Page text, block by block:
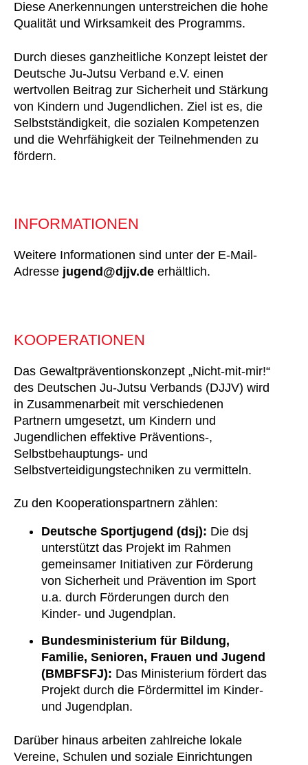
Diese Anerkennungen unterstreichen die hohe
Qualität und Wirksamkeit des Programms.
Durch dieses ganzheitliche Konzept leistet der
Deutsche Ju-Jutsu Verband e.V. einen
wertvollen Beitrag zur Sicherheit und Stärkung
von Kindern und Jugendlichen. Ziel ist es, die
Selbstständigkeit, die sozialen Kompetenzen
und die Wehrfähigkeit der Teilnehmenden zu
fördern.
INFORMATIONEN
Weitere Informationen sind unter der E-Mail-
Adresse jugend@djjv.de erhältlich.
KOOPERATIONEN
Das Gewaltpräventionskonzept „Nicht-mit-mir!“
des Deutschen Ju-Jutsu Verbands (DJJV) wird
in Zusammenarbeit mit verschiedenen
Partnern umgesetzt, um Kindern und
Jugendlichen effektive Präventions-,
Selbstbehauptungs- und
Selbstverteidigungstechniken zu vermitteln.
Zu den Kooperationspartnern zählen:
Deutsche Sportjugend (dsj): Die dsj
unterstützt das Projekt im Rahmen
gemeinsamer Initiativen zur Förderung
von Sicherheit und Prävention im Sport
u.a. durch Förderungen durch den
Kinder- und Jugendplan.
Bundesministerium für Bildung,
Familie, Senioren, Frauen und Jugend
(BMBFSFJ): Das Ministerium fördert das
Projekt durch die Fördermittel im Kinder-
und Jugendplan.
Darüber hinaus arbeiten zahlreiche lokale
Vereine, Schulen und soziale Einrichtungen